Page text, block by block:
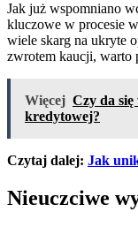
Jak już wspomniano
kluczowe w procesie
wiele skarg na ukryte
zwrotem kaucji, warto
Więcej Czy da
kredytowej?
Czytaj dalej: Jak
Nieuczciwe